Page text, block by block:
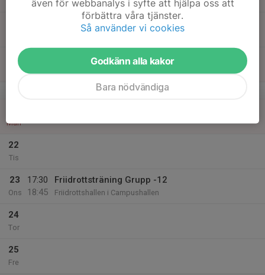
20
Sön
v.17
Mån
22
Tis
23
Ons
17:30
18:45
Friidrottsträning Grupp -12
Friidrottshallen i Campushallen
24
Tor
25
Fre
även för webbanalys i syfte att hjälpa oss att
förbättra våra tjänster.
Så använder vi cookies
Godkänn alla kakor
Bara nödvändiga